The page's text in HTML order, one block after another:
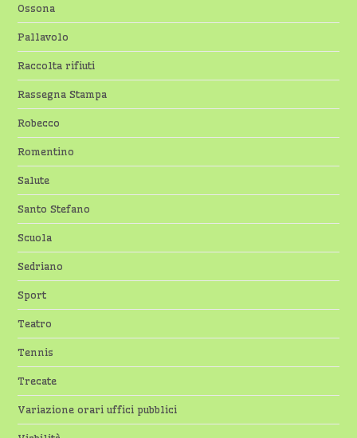
Ossona
Pallavolo
Raccolta rifiuti
Rassegna Stampa
Robecco
Romentino
Salute
Santo Stefano
Scuola
Sedriano
Sport
Teatro
Tennis
Trecate
Variazione orari uffici pubblici